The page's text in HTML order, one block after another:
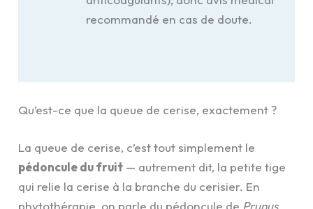
recommandé en cas de doute.
Qu’est-ce que la queue de cerise, exactement ?
La queue de cerise, c’est tout simplement le
pédoncule du fruit — autrement dit, la petite tige
qui relie la cerise à la branche du cerisier. En
phytothérapie, on parle du pédoncule de Prunus